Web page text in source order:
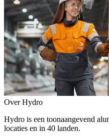
Over Hydro
Hydro is een toonaangevend
locaties en in 40 landen.